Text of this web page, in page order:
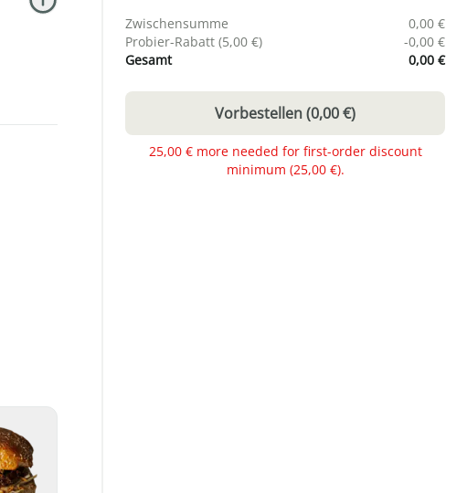
Zwischensumme
0,00 €
Probier-Rabatt (5,00 €) -0,00 €
Gesamt
0,00 €
Vorbestellen(0,00 €)
25,00 € more needed for first-order discount
minimum (25,00 €).